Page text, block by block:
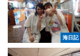
海日記